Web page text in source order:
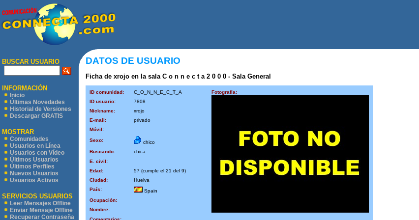
BUSCAR USUARIO
INFORMACIÓN
Inicio
Últimas Novedades
Historial de Versiones
Descargar GRATIS
MOSTRAR
Comunidades
Usuarios en Línea
Usuarios con Vídeo
Últimos Usuarios
Últimos Perfiles
Nuevos Usuarios
Usuarios Activos
SERVICIOS USUARIOS
Leer Mensajes Offline
Enviar Mensaje Offline
Recuperar Contraseña
DATOS DE USUARIO
Ficha de xrojo en la sala C o n n e c t a 2 0 0 0 - Sala General
ID comunidad: C_O_N_N_E_C_T_A
Fotografía:
ID usuario:
7808
Nickname:
xrojo
E-mail:
privado
Móvil:
Sexo:
chico
Buscando:
chica
E. civil:
Edad:
57 (cumple el 21 del 9)
Ciudad:
Huelva
País:
Spain
Ocupación:
Nombre: